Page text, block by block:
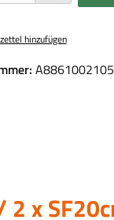
hinzufügen
x